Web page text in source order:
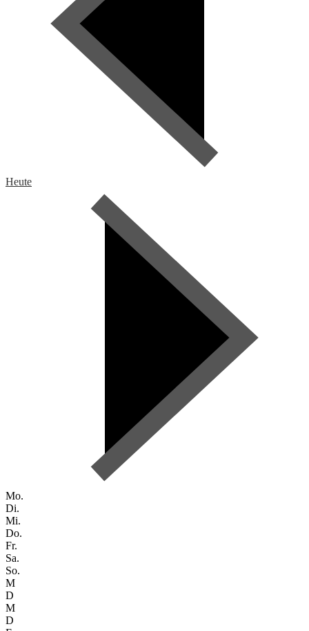
Heute
Mo.
Di.
Mi.
Do.
Fr.
Sa.
So.
M
D
M
D